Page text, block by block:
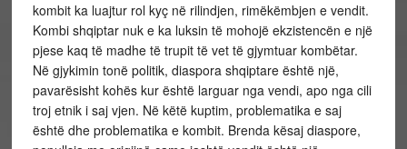
kombit ka luajtur rol kyç në rilindjen, rimëkëmbjen e vendit.
Kombi shqiptar nuk e ka luksin të mohojë ekzistencën e një
pjese kaq të madhe të trupit të vet të gjymtuar kombëtar.
Në gjykimin tonë politik, diaspora shqiptare është një,
pavarësisht kohës kur është larguar nga vendi, apo nga cili
troj etnik i saj vjen. Në këtë kuptim, problematika e saj
është dhe problematika e kombit. Brenda kësaj diaspore,